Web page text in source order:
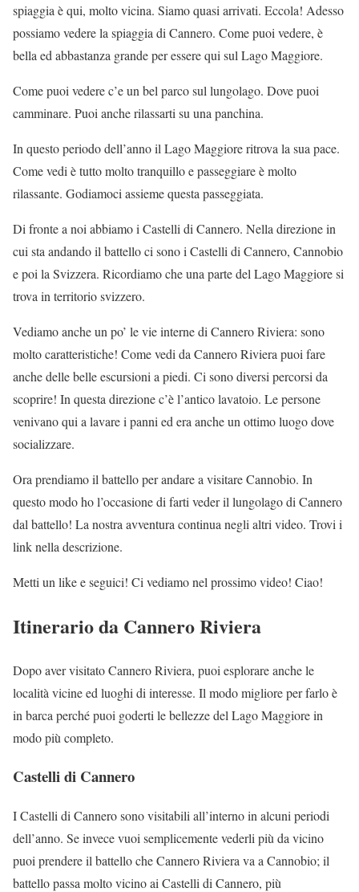
spiaggia è qui, molto vicina. Siamo quasi arrivati. Eccola! Adesso
possiamo vedere la spiaggia di Cannero. Come puoi vedere, è
bella ed abbastanza grande per essere qui sul Lago Maggiore.
Come puoi vedere c’e un bel parco sul lungolago. Dove puoi
camminare. Puoi anche rilassarti su una panchina.
In questo periodo dell’anno il Lago Maggiore ritrova la sua pace.
Come vedi è tutto molto tranquillo e passeggiare è molto
rilassante. Godiamoci assieme questa passeggiata.
Di fronte a noi abbiamo i Castelli di Cannero. Nella direzione in
cui sta andando il battello ci sono i Castelli di Cannero, Cannobio
e poi la Svizzera. Ricordiamo che una parte del Lago Maggiore si
trova in territorio svizzero.
Vediamo anche un po’ le vie interne di Cannero Riviera: sono
molto caratteristiche! Come vedi da Cannero Riviera puoi fare
anche delle belle escursioni a piedi. Ci sono diversi percorsi da
scoprire! In questa direzione c’è l’antico lavatoio. Le persone
venivano qui a lavare i panni ed era anche un ottimo luogo dove
socializzare.
Ora prendiamo il battello per andare a visitare Cannobio. In
questo modo ho l’occasione di farti veder il lungolago di Cannero
dal battello! La nostra avventura continua negli altri video. Trovi i
link nella descrizione.
Metti un like e seguici! Ci vediamo nel prossimo video! Ciao!
Itinerario da Cannero Riviera
Dopo aver visitato Cannero Riviera, puoi esplorare anche le
località vicine ed luoghi di interesse. Il modo migliore per farlo è
in barca perché puoi goderti le bellezze del Lago Maggiore in
modo più completo.
Castelli di Cannero
I Castelli di Cannero sono visitabili all’interno in alcuni periodi
dell’anno. Se invece vuoi semplicemente vederli più da vicino
puoi prendere il battello che Cannero Riviera va a Cannobio; il
battello passa molto vicino ai Castelli di Cannero, più